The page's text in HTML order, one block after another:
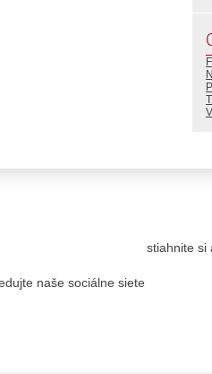
naše sociálne siete
stiahnite si